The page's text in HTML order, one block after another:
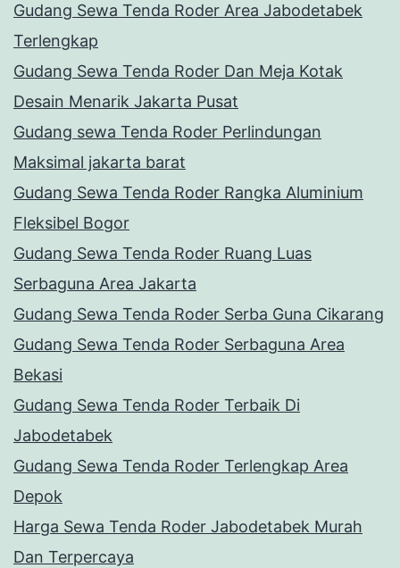
Gudang Sewa Tenda Roder Area Jabodetabek
Terlengkap
Gudang Sewa Tenda Roder Dan Meja Kotak
Desain Menarik Jakarta Pusat
Gudang sewa Tenda Roder Perlindungan
Maksimal jakarta barat
Gudang Sewa Tenda Roder Rangka Aluminium
Fleksibel Bogor
Gudang Sewa Tenda Roder Ruang Luas
Serbaguna Area Jakarta
Gudang Sewa Tenda Roder Serba Guna Cikarang
Gudang Sewa Tenda Roder Serbaguna Area
Bekasi
Gudang Sewa Tenda Roder Terbaik Di
Jabodetabek
Gudang Sewa Tenda Roder Terlengkap Area
Depok
Harga Sewa Tenda Roder Jabodetabek Murah
Dan Terpercaya